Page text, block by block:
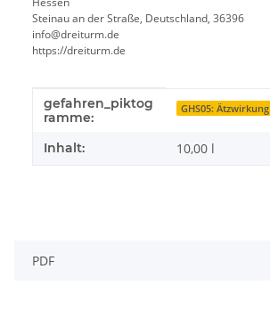
Steinau an der Straße, Deutschland, 36396
info@dreiturm.de
https://dreiturm.de
Produkteigenschaft
Wert
gefahren_piktog
ramme:
GHS05: Ätzwirkung
Inhalt: 10,00 l
PDF